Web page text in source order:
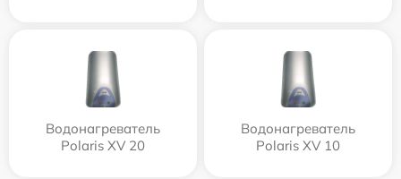
Водонагреватель
Polaris XV 20
Водонагреватель
Polaris XV 10